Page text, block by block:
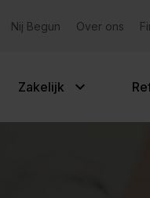
Nij Begun Over ons
Zakelijk